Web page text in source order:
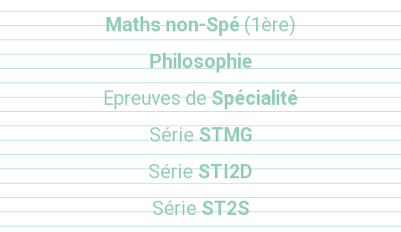
Maths non-Spé(1ère)
Philosophie
Epreuves deSpécialité
SérieSTMG
SérieSTI2D
SérieST2S